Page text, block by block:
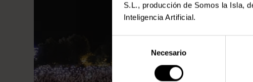
S.L., producción de Somos la Isla,
Inteligencia Artificial.
consentimiento
Necesario